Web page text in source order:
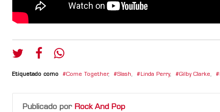
Etiquetado como Come Together, Slash, Linda Perry, Gilby Clarke,
Publicado por Rock And Pop